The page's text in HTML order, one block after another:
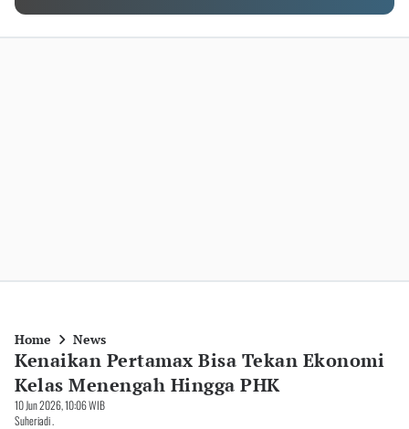
Home News
Kenaikan Pertamax Bisa Tekan Ekonomi
Kelas Menengah Hingga PHK
10 Jun 2026, 10:06 WIB
Suheriadi .